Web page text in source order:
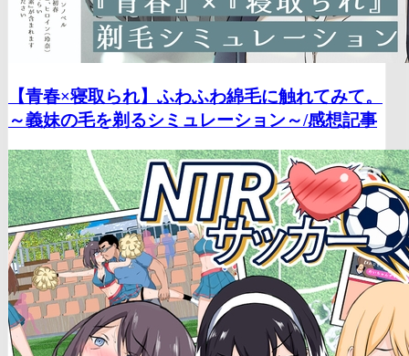
【青春×寝取られ】ふわふわ綿毛に触れてみて。
～義妹の毛を剃るシミュレーション～/感想記事